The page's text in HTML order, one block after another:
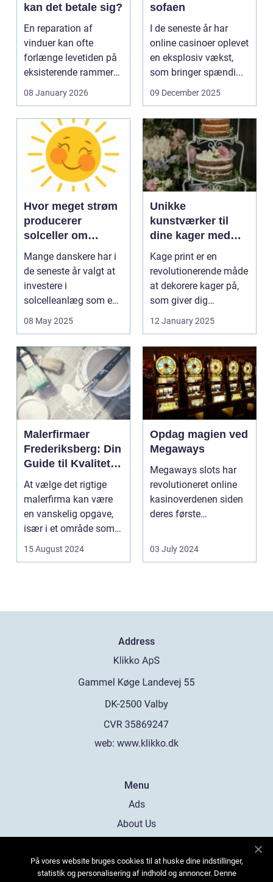
kan det betale sig?
En reparation af
vinduer kan ofte
forlænge levetiden på
eksisterende rammer
og glas med ...
08 January 2026
sofaen
I de seneste år har
online casinoer oplevet
en eksplosiv vækst,
som bringer spændi...
09 December 2025
Hvor meget strøm
producerer
solceller om
vinteren?
Mange danskere har i
de seneste år valgt at
investere i
solcelleanlæg som en
bæred...
08 May 2025
Unikke
kunstværker til
dine kager med
kage print
Kage print er en
revolutionerende måde
at dekorere kager på,
som giver dig
mulighed for ...
12 January 2025
Malerfirmaer
Frederiksberg: Din
Guide til Kvalitet
og Service
At vælge det rigtige
malerfirma kan være
en vanskelig opgave,
især i et område som
Frederiksberg, hv...
15 August 2024
Opdag magien ved
Megaways
Megaways slots har
revolutioneret online
kasinoverdenen siden
deres første
spillea...
03 July 2024
Address
web: www.klikko.dk
Menu
Ads
About Us
Contact
På vores website bruges cookies til at huske dine indstillinger,
statistik og personalisering af indhold og annoncer. Denne